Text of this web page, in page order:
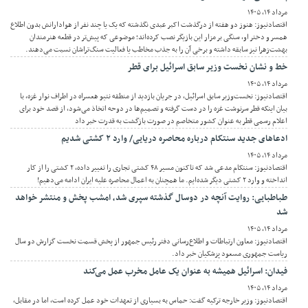
مرداد ۱۴, ۱۴۰۵
اقتصادنیوز: هنوز دو هفته از درگذشت اکبر عبدی نگذشته که یک یا چند نفر از هوادارانش بدون اطلاع
همسر و دختر او، سنگی بر مزار این بازیگر نصب کرده‌اند؛ موضوعی که پیش‌تر در قطعه هنرمندان
بهشت‌زهرا نیز سابقه داشته و برخی آن را به جذب مخاطب یا فعالیت سنگ‌تراشان نسبت می‌دهند.
خط و نشان نخست وزیر سابق اسرائیل برای قطر
مرداد ۱۴, ۱۴۰۵
اقتصادنیوز: نخست‌وزیر سابق اسرائیل، در جریان بازدید از منطقه نتیو هعسراه در اطراف نوار غزه، با
بیان اینکه قطر سرنوشت غزه را در دست گرفته و تصمیم‌ها در دوحه اتخاذ می‌شود، از قصد خود برای
اعلام رسمی قطر به عنوان کشور متخاصم در صورت بازگشت به قدرت خبر داد
ادعاهای جدید سنتکام درباره محاصره دریایی/ وارد ۲ کشتی شدیم
مرداد ۱۴, ۱۴۰۵
اقتصادنیوز: سنتکام مدعی شد که تاکنون مسیر ۴۸ کشتی تجاری را تغییر داده، ۲ کشتی را از کار
انداخته و وارد ۲ کشتی دیگر شده‌ایم. ما همچنان به اعمال محاصره علیه ایران ادامه می‌دهیم!
طباطبایی: روایت آنچه در دوسال گذشته سپری شد، امشب پخش و منتشر خواهد
شد
مرداد ۱۴, ۱۴۰۵
اقتصادنیوز: معاون ارتباطات و اطلاع‌رسانی دفتر رئیس جمهور از پخش قسمت نخست گزارش دو سال
ریاست جمهوری مسعود پزشکیان خبر داد.
فیدان: اسرائیل همیشه به عنوان یک عامل مخرب عمل می‌کند
مرداد ۱۴, ۱۴۰۵
اقتصادنیوز: وزیر خارجه ترکیه گفت: حماس به بسیاری از تعهدات خود عمل کرده است، اما در مقابل،